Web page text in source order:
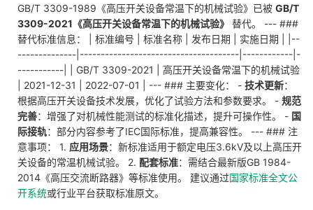
GB/T 3309-1989《高压开关设备常温下的机械试验》已被 GB/T
3309-2021《高压开关设备常温下的机械试验》
替代。 --- ###
替代标准信息： | 标准编号 | 标准名称 | 发布日期 | 实施日期 | |--
--------------|--------------------------------------|------------|-
-----------| | GB/T 3309-2021 | 高压开关设备常温下的机械试验
| 2021-12-31 | 2022-07-01 | --- ### 主要变化： - 技术更新：
根据高压开关设备技术发展，优化了试验方法和参数要求。 - 规范
完善：增强了对机械性能测试的标准化描述，提升可操作性。 - 国
际接轨：部分内容参考了IEC国际标准，提高兼容性。 --- ### 注
意事项： 1. 应用场景：新标准适用于额定电压3.6kV及以上高压开
关设备的常温机械试验。 2. 配套标准：需结合最新版GB 1984-
2014《高压交流断路器》等标准使用。 建议通过国家标准全文公
开系统或行业平台获取标准原文。